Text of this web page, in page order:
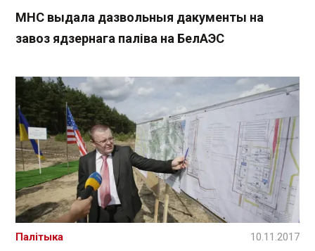
МНС выдала дазвольныя дакументы на
завоз ядзернага паліва на БелАЭС
Палітыка 10.11.2017